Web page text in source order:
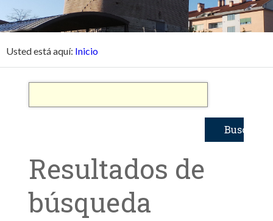
Usted está aquí: Inicio
Resultados de
búsqueda